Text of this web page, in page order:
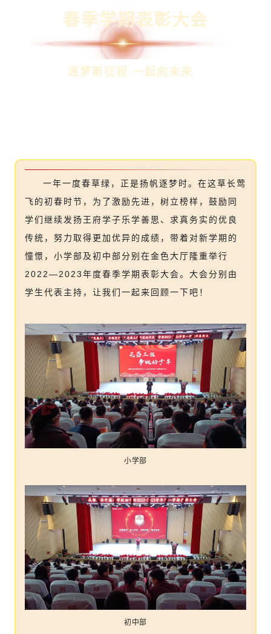
春季学期表彰大会
逐梦新征程 一起向未来
一年一度春草绿，正是扬帆逐梦时。在这草长莺
飞的初春时节，为了激励先进，树立榜样，鼓励同
学们继续发扬王府学子乐学善思、求真务实的优良
传统，努力取得更加优异的成绩，带着对新学期的
憧憬，小学部及初中部分别在金色大厅隆重举行
2022—2023年度春季学期表彰大会。大会分别由
学生代表主持，让我们一起来回顾一下吧！
小学部
初中部